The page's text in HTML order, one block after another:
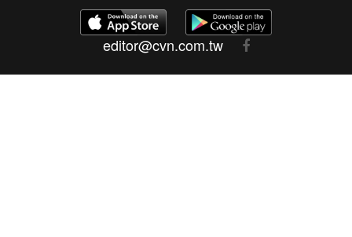
editor@cvn.com.tw